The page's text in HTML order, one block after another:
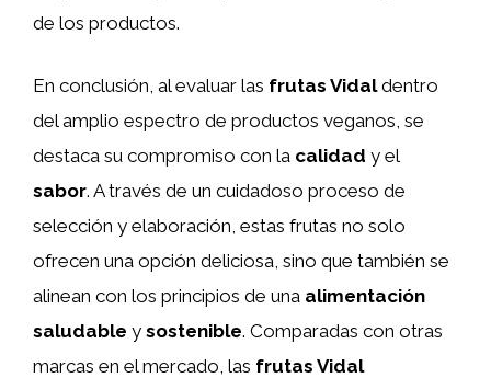
de los productos.
En conclusión, al evaluar las frutas Vidaldentro
del amplio espectro de productos veganos, se
destaca su compromiso con la calidad y el
sabor. A través de un cuidadoso proceso de
selección y elaboración, estas frutas no solo
ofrecen una opción deliciosa, sino que también se
alinean con los principios de una alimentación
saludable y sostenible. Comparadas con otras
marcas en el mercado, las frutas Vidal